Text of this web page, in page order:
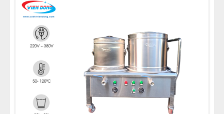
MÁY CÁN BỘT
TỦ Ủ BỘT
LÒ NƯỚNG BÁNH MÌ ĐỐI LƯU
LÒ NƯỚNG XOAY
LÒ NƯỚNG BÁNH NGỌT